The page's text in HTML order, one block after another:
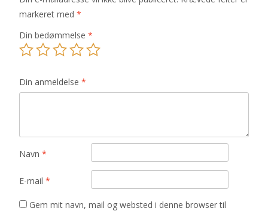
markeret med *
Din bedømmelse *
Din anmeldelse *
Navn *
E-mail *
Gem mit navn, mail og websted i denne browser til